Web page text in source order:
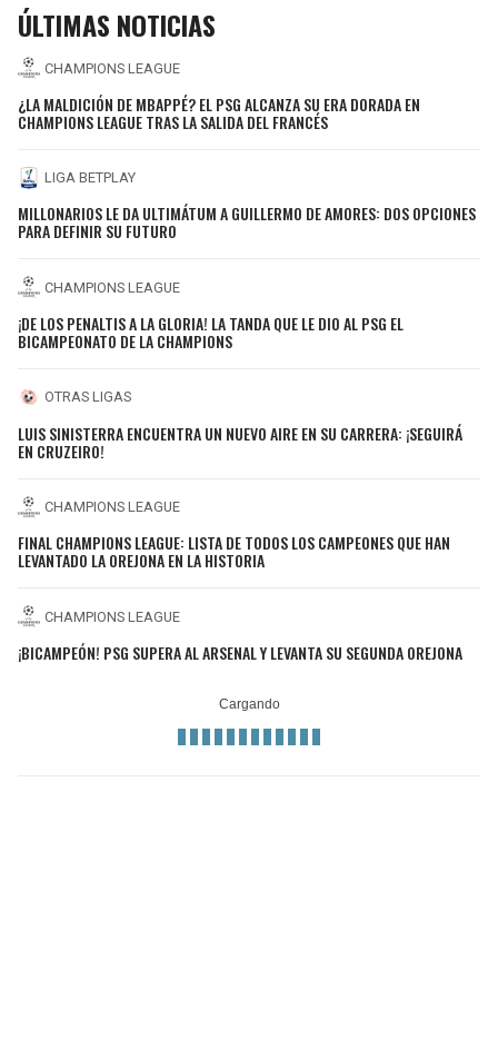
ÚLTIMAS NOTICIAS
CHAMPIONS LEAGUE
¿LA MALDICIÓN DE MBAPPÉ? EL PSG ALCANZA SU ERA DORADA EN
CHAMPIONS LEAGUE TRAS LA SALIDA DEL FRANCÉS
LIGA BETPLAY
MILLONARIOS LE DA ULTIMÁTUM A GUILLERMO DE AMORES: DOS OPCIONES
PARA DEFINIR SU FUTURO
CHAMPIONS LEAGUE
¡DE LOS PENALTIS A LA GLORIA! LA TANDA QUE LE DIO AL PSG EL
BICAMPEONATO DE LA CHAMPIONS
OTRAS LIGAS
LUIS SINISTERRA ENCUENTRA UN NUEVO AIRE EN SU CARRERA: ¡SEGUIRÁ
EN CRUZEIRO!
CHAMPIONS LEAGUE
FINAL CHAMPIONS LEAGUE: LISTA DE TODOS LOS CAMPEONES QUE HAN
LEVANTADO LA OREJONA EN LA HISTORIA
CHAMPIONS LEAGUE
¡BICAMPEÓN! PSG SUPERA AL ARSENAL Y LEVANTA SU SEGUNDA OREJONA